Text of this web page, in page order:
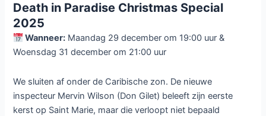
Death in Paradise Christmas Special
2025
Wanneer: Maandag 29 december om 19:00 uur &
Woensdag 31 december om 21:00 uur
We sluiten af onder de Caribische zon. De nieuwe
inspecteur Mervin Wilson (Don Gilet) beleeft zijn eerste
kerst op Saint Marie, maar die verloopt niet bepaald